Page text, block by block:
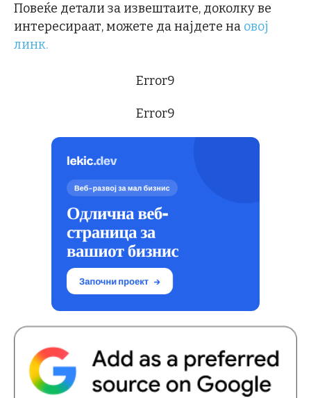
Повеќе детали за извештаите, доколку ве
интересираат, можете да најдете на овој
линк.
Error9
Error9